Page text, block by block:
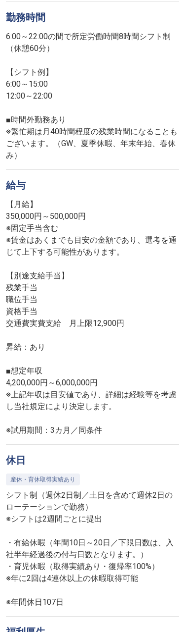
勤務時間
6:00～22:00の間で所定労働時間8時間シフト制
（休憩60分）
【シフト例】
6:00～15:00
12:00～22:00
■時間外勤務あり
※繁忙期は月40時間程度の残業時間になることも
ございます。（GW、夏季休暇、年末年始、春休
み）
給与
【月給】
350,000円～500,000円
※固定手当含む
※賃金はあくまでも目安の金額であり、選考を通
じて上下する可能性があります。
【別途支給手当】
残業手当
職位手当
資格手当
交通費実費支給 月上限12,900円
昇給：あり
■想定年収
4,200,000円～6,000,000円
※上記年収は目安値であり、詳細は経験等を考慮
し当社規定により決定します。
※試用期間：3カ月／同条件
休日
産休・育休取得実績あり
シフト制（週休2日制／土日を含めて週休2日の
ローテーションで勤務）
※シフトは2週間ごとに提出
・有給休暇（年間10日～20日／下限日数は、入
社半年経過後の付与日数となります。）
・育児休暇（取得実績あり・復帰率100%）
※年に2回は4連休以上の休暇取得可能
※年間休日107日